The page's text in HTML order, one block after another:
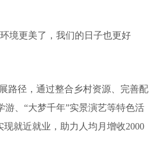
境更美了，我们的日子也更好
路径，通过整合乡村资源、完善配
、“大梦千年”实景演艺等特色活
就近就业，助力人均月增收2000